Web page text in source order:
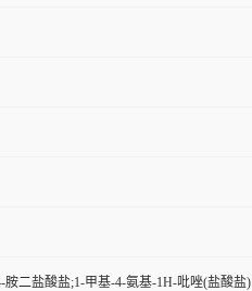
二盐酸盐;1-甲基-4-氨基-1H-吡唑(盐酸盐)